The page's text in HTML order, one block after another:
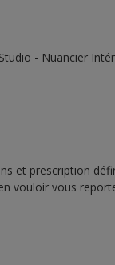
- Nuancier
et prescription
vouloir vous